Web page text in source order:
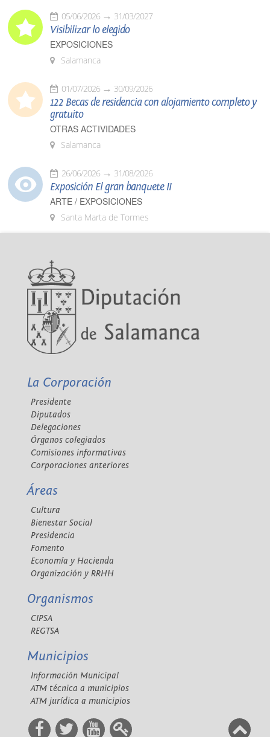
05/06/2026 31/03/2027
Visibilizar lo elegido
EXPOSICIONES
Salamanca
01/07/2026 30/09/2026
122 Becas de residencia con alojamiento completo y
gratuito
OTRAS ACTIVIDADES
Salamanca
26/06/2026 31/08/2026
Exposición El gran banquete II
ARTE / EXPOSICIONES
Santa Marta de Tormes
La Corporación
Presidente
Diputados
Delegaciones
Órganos colegiados
Comisiones informativas
Corporaciones anteriores
Áreas
Cultura
Bienestar Social
Presidencia
Fomento
Economía y Hacienda
Organización y RRHH
Organismos
CIPSA
REGTSA
Municipios
Información Municipal
ATM técnica a municipios
ATM jurídica a municipios